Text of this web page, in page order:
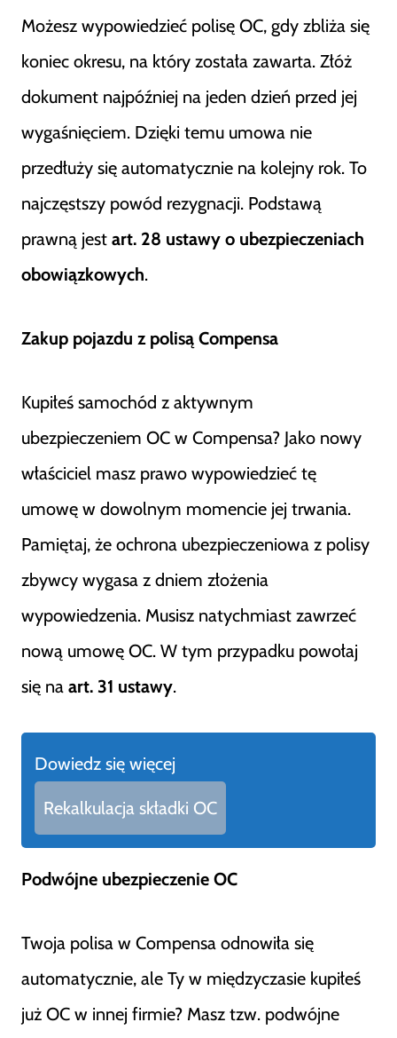
Możesz wypowiedzieć polisę OC, gdy zbliża się
koniec okresu, na który została zawarta. Złóż
dokument najpóźniej na jeden dzień przed jej
wygaśnięciem. Dzięki temu umowa nie
przedłuży się automatycznie na kolejny rok. To
najczęstszy powód rezygnacji. Podstawą
prawną jest art. 28 ustawy o ubezpieczeniach
obowiązkowych.
Zakup pojazdu z polisą Compensa
Kupiłeś samochód z aktywnym
ubezpieczeniem OC w Compensa? Jako nowy
właściciel masz prawo wypowiedzieć tę
umowę w dowolnym momencie jej trwania.
Pamiętaj, że ochrona ubezpieczeniowa z polisy
zbywcy wygasa z dniem złożenia
wypowiedzenia. Musisz natychmiast zawrzeć
nową umowę OC. W tym przypadku powołaj
się na art. 31 ustawy.
Dowiedz się więcej
Rekalkulacja składki OC
Podwójne ubezpieczenie OC
Twoja polisa w Compensa odnowiła się
automatycznie, ale Ty w międzyczasie kupiłeś
już OC w innej firmie? Masz tzw. podwójne